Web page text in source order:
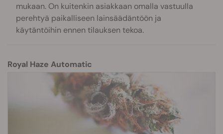
mukaan. On kuitenkin asiakkaan omalla vastuulla
perehtyä paikalliseen lainsäädäntöön ja
käytäntöihin ennen tilauksen tekoa.
Royal Haze Automatic